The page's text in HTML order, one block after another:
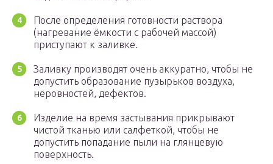
После определения готовности раствора
(нагревание ёмкости с рабочей массой)
приступают к заливке.
Заливку производят очень аккуратно, чтобы не
допустить образование пузырьков воздуха,
неровностей, дефектов.
Изделие на время застывания прикрывают
чистой тканью или салфеткой, чтобы не
допустить попадание пыли на глянцевую
поверхность.